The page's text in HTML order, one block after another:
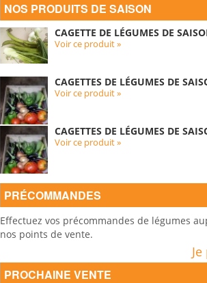
NOS PRODUITS DE SAISON
CAGETTE DE LÉGUMES DE
Voir ce produit »
CAGETTES DE LÉGUMES DE
Voir ce produit »
CAGETTES DE LÉGUMES DE
Voir ce produit »
PRÉCOMMANDES
Effectuez vos précommandes de légumes
nos points de vente.
PROCHAINE VENTE